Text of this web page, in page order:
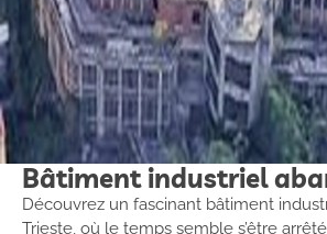
Bâtiment industriel
Découvrez un fascinant bâtiment
Trieste, où le temps semble s’être